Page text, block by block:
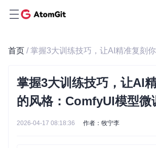
首页
掌握3大训练技巧，让AI
的风格：ComfyUI模型微
2026-04-17 08:18:36 作者：牧宁李